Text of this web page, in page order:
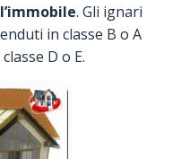
. Gli ignari
in classe B o A
D o E.